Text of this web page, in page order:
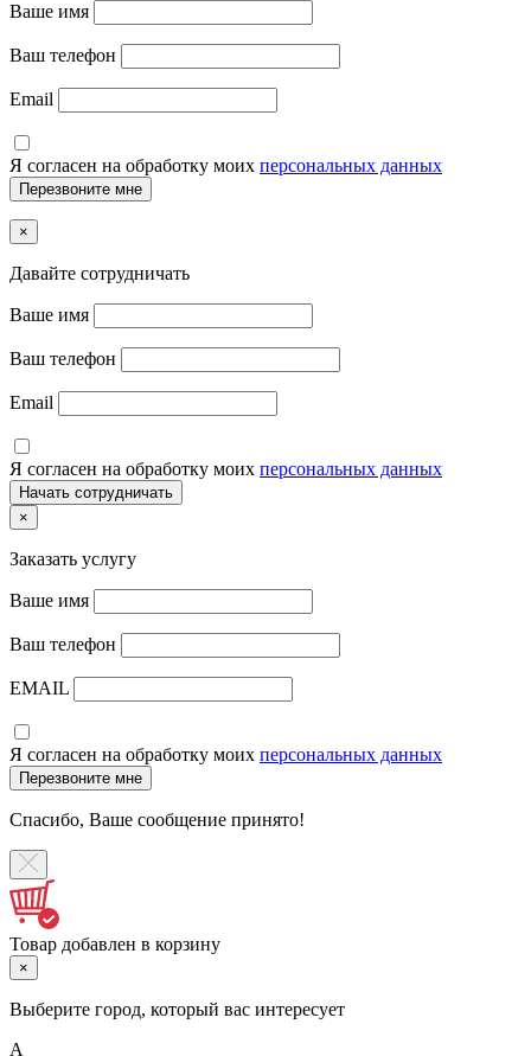
Ваше имя
Ваш телефон
Email
Я согласен на обработку моих персональных данных
×
Давайте сотрудничать
Ваше имя
Ваш телефон
Email
Я согласен на обработку моих персональных данных
×
Заказать услугу
Ваше имя
Ваш телефон
EMAIL
Я согласен на обработку моих персональных данных
Спасибо, Ваше сообщение принято!
Товар добавлен в корзину
×
Выберите город, который вас интересует
А